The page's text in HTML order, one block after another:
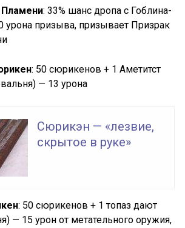
Пламени: 33% шанс дропа с Гоблина-
урона призыва, призывает Призрак
: 50 сюрикенов + 1 Аметитст
— 13 урона
Сюрикэн — «лезвие,
скрытое в руке»
: 50 сюрикенов + 1 топаз дают
— 15 урон от метательного оружия,